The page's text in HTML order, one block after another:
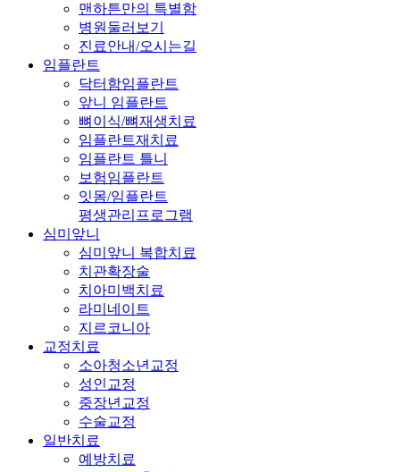
맨하튼만의 특별함
병원둘러보기
진료안내/오시는길
임플란트
닥터함임플란트
앞니 임플란트
뼈이식/뼈재생치료
임플란트재치료
임플란트 틀니
보험임플란트
잇몸/임플란트
평생관리프로그램
심미앞니
심미앞니 복합치료
치관확장술
치아미백치료
라미네이트
지르코니아
교정치료
소아청소년교정
성인교정
중장년교정
수술교정
일반치료
예방치료